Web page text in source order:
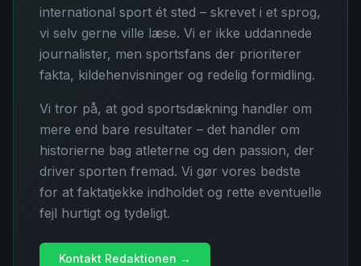
international sport ét sted – skrevet i et sprog,
vi selv gerne ville læse. Vi er ikke uddannede
journalister, men sportsfans der prioriterer
fakta, kildehenvisninger og redelig formidling.
Vi tror på, at god sportsdækning handler om
mere end bare resultater – det handler om
historierne bag atleterne og den passion, der
driver sporten fremad. Vi gør vores bedste
for at faktatjekke indholdet og rette eventuelle
fejl hurtigt og tydeligt.
Kontakt Redaktionen →